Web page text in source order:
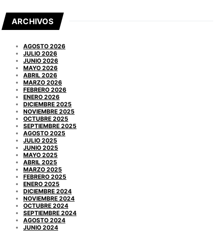
ARCHIVOS
AGOSTO 2026
JULIO 2026
JUNIO 2026
MAYO 2026
ABRIL 2026
MARZO 2026
FEBRERO 2026
ENERO 2026
DICIEMBRE 2025
NOVIEMBRE 2025
OCTUBRE 2025
SEPTIEMBRE 2025
AGOSTO 2025
JULIO 2025
JUNIO 2025
MAYO 2025
ABRIL 2025
MARZO 2025
FEBRERO 2025
ENERO 2025
DICIEMBRE 2024
NOVIEMBRE 2024
OCTUBRE 2024
SEPTIEMBRE 2024
AGOSTO 2024
JUNIO 2024